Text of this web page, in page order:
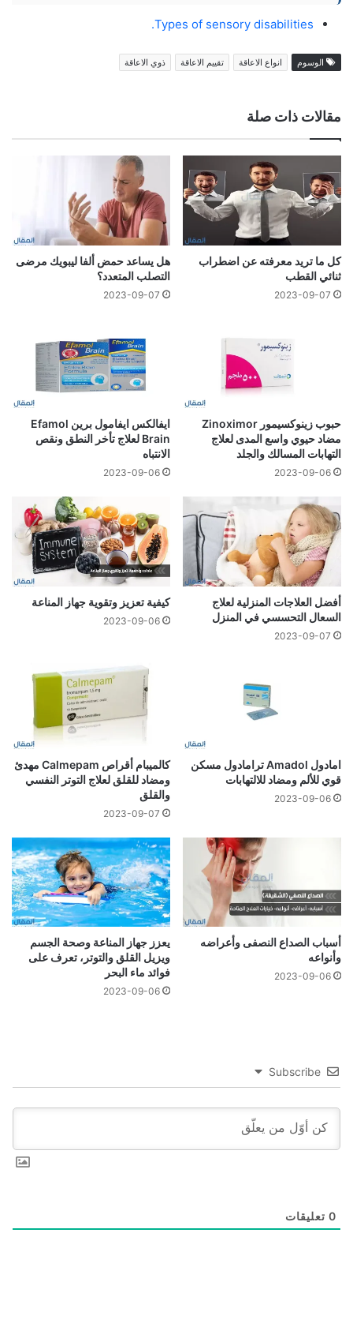
Types of sensory disabilities.
الوسوم انواع الاعاقة تقييم الاعاقة ذوي الاعاقة
مقالات ذات صلة
كل ما تريد معرفته عن اضطراب
ثنائي القطب
2023-09-07
هل يساعد حمض ألفا ليبويك مرضى
التصلب المتعدد؟
2023-09-07
حبوب زينوكسيمور Zinoximor
مضاد حيوي واسع المدى لعلاج
التهابات المسالك والجلد
2023-09-06
ايفالكس ايفامول برين Efamol
Brain لعلاج تأخر النطق ونقص
الانتباه
2023-09-06
أفضل العلاجات المنزلية لعلاج
السعال التحسسي في المنزل
2023-09-07
كيفية تعزيز وتقوية جهاز المناعة
2023-09-06
امادول Amadol ترامادول مسكن
قوي للألم ومضاد للالتهابات
2023-09-06
كالميبام أقراص Calmepam مهدئ
ومضاد للقلق لعلاج التوتر النفسي
والقلق
2023-09-07
أسباب الصداع النصفى وأعراضه
وأنواعه
2023-09-06
يعزز جهاز المناعة وصحة الجسم
ويزيل القلق والتوتر، تعرف على
فوائد ماء البحر
2023-09-06
Subscribe
0 تعليقات